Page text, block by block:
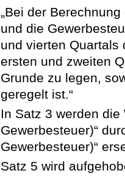
„Bei der
und die
und vierten Quartals
ersten und zweiten
Grunde zu legen,
geregelt ist.“
In Satz 3 werden die
Gewerbesteuer)“
Gewerbesteuer)“
Satz 5 wird